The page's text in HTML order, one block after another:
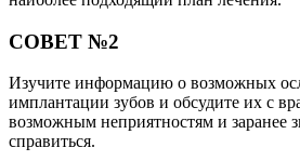
СОВЕТ №2
Изучите информацию о возможных
имплантации зубов и обсудите их с
возможным неприятностям и заранее
справиться.